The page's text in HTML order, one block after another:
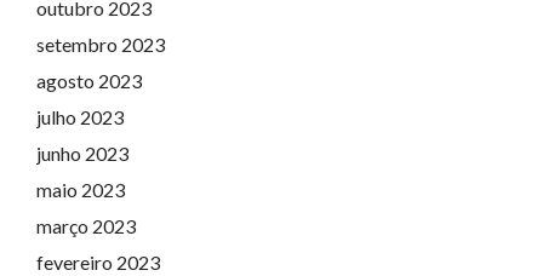
outubro 2023
setembro 2023
agosto 2023
julho 2023
junho 2023
maio 2023
março 2023
fevereiro 2023